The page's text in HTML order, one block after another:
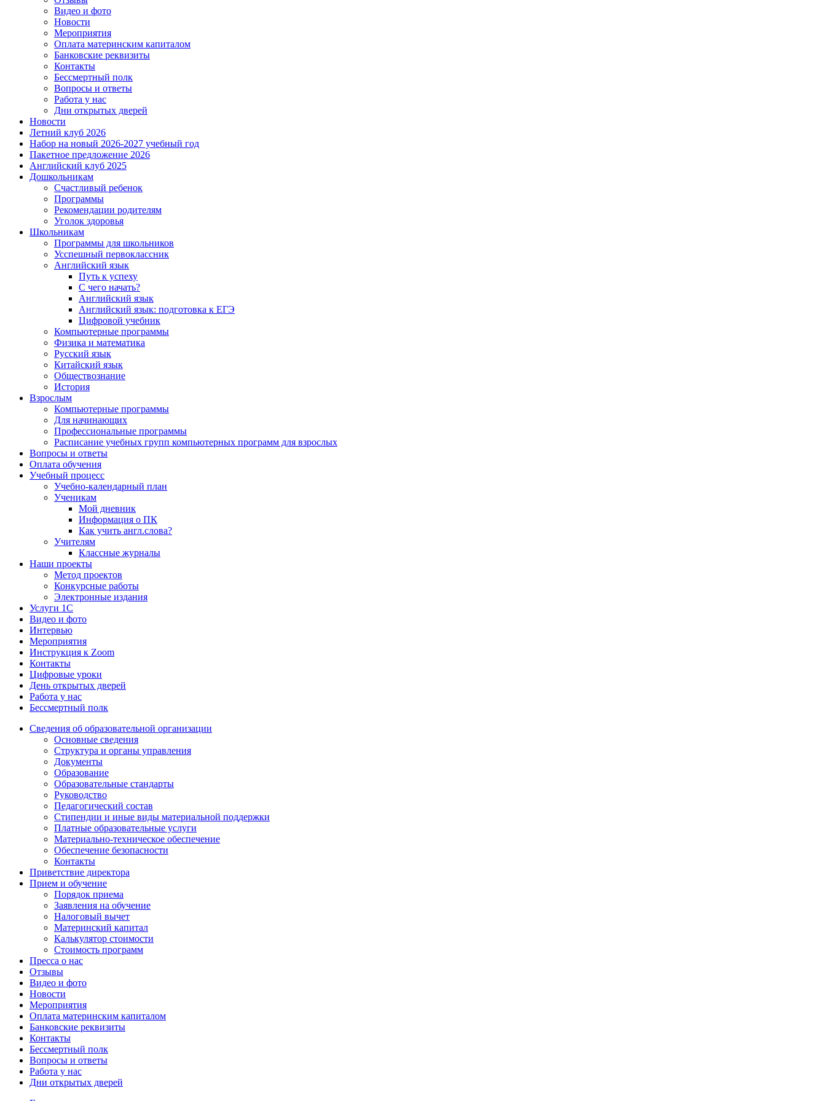
Видео и фото
Новости
Мероприятия
Оплата материнским капиталом
Банковские реквизиты
Контакты
Бессмертный полк
Вопросы и ответы
Работа у нас
Дни открытых дверей
Новости
Летний клуб 2026
Набор на новый 2026-2027 учебный год
Пакетное предложение 2026
Английский клуб 2025
Дошкольникам
Счастливый ребенок
Программы
Рекомендации родителям
Уголок здоровья
Школьникам
Программы для школьников
Усспешный первоклассник
Английский язык
Путь к успеху
С чего начать?
Английский язык
Английский язык: подготовка к ЕГЭ
Цифровой учебник
Компьютерные программы
Физика и математика
Русский язык
Китайский язык
Обществознание
История
Взрослым
Компьютерные программы
Для начинающих
Профессиональные программы
Расписание учебных групп компьютерных программ для взрослых
Вопросы и ответы
Оплата обучения
Учебный процесс
Учебно-календарный план
Ученикам
Мой дневник
Информация о ПК
Как учить англ.слова?
Учителям
Классные журналы
Наши проекты
Метод проектов
Конкурсные работы
Электронные издания
Услуги 1C
Видео и фото
Интервью
Мероприятия
Инструкция к Zoom
Контакты
Цифровые уроки
День открытых дверей
Работа у нас
Бессмертный полк
Сведения об образовательной организации
Основные сведения
Структура и органы управления
Документы
Образование
Образовательные стандарты
Руководство
Педагогический состав
Стипендии и иные виды материальной поддержки
Платные образовательные услуги
Материально-техническое обеспечение
Обеспечение безопасности
Контакты
Приветствие директора
Прием и обучение
Порядок приема
Заявления на обучение
Налоговый вычет
Материнский капитал
Калькулятор стоимости
Стоимость программ
Пресса о нас
Отзывы
Видео и фото
Новости
Мероприятия
Оплата материнским капиталом
Банковские реквизиты
Контакты
Бессмертный полк
Вопросы и ответы
Работа у нас
Дни открытых дверей